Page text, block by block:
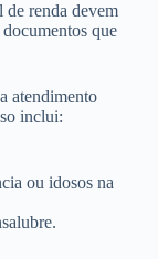
de renda devem
que
atendimento
inclui:
ou idosos na